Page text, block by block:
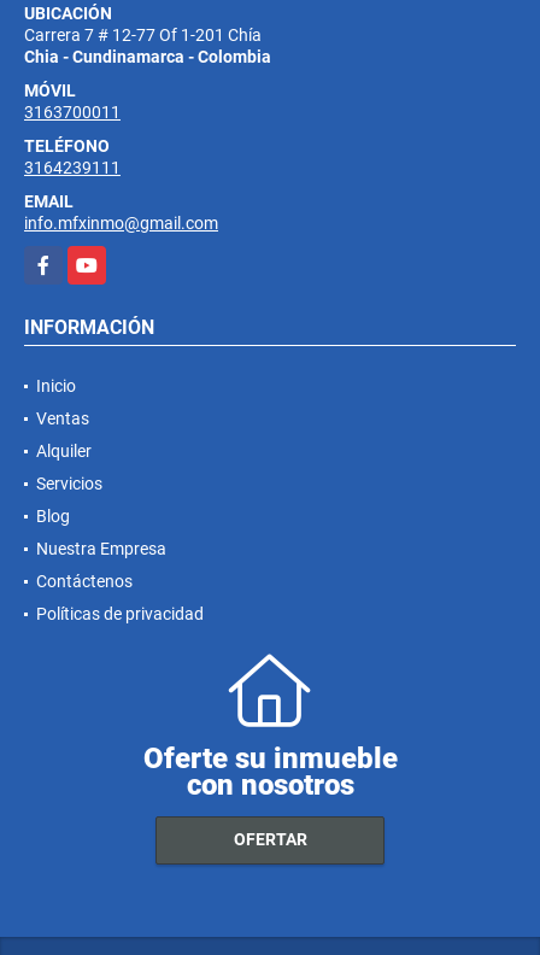
UBICACIÓN
Carrera 7 # 12-77 Of 1-201 Chía
Chia - Cundinamarca - Colombia
MÓVIL
3163700011
TELÉFONO
3164239111
EMAIL
info.mfxinmo@gmail.com
FacebookYouTube
Inicio
Ventas
Alquiler
Servicios
Blog
Nuestra Empresa
Contáctenos
Oferte su inmueble
con nosotros
OFERTAR